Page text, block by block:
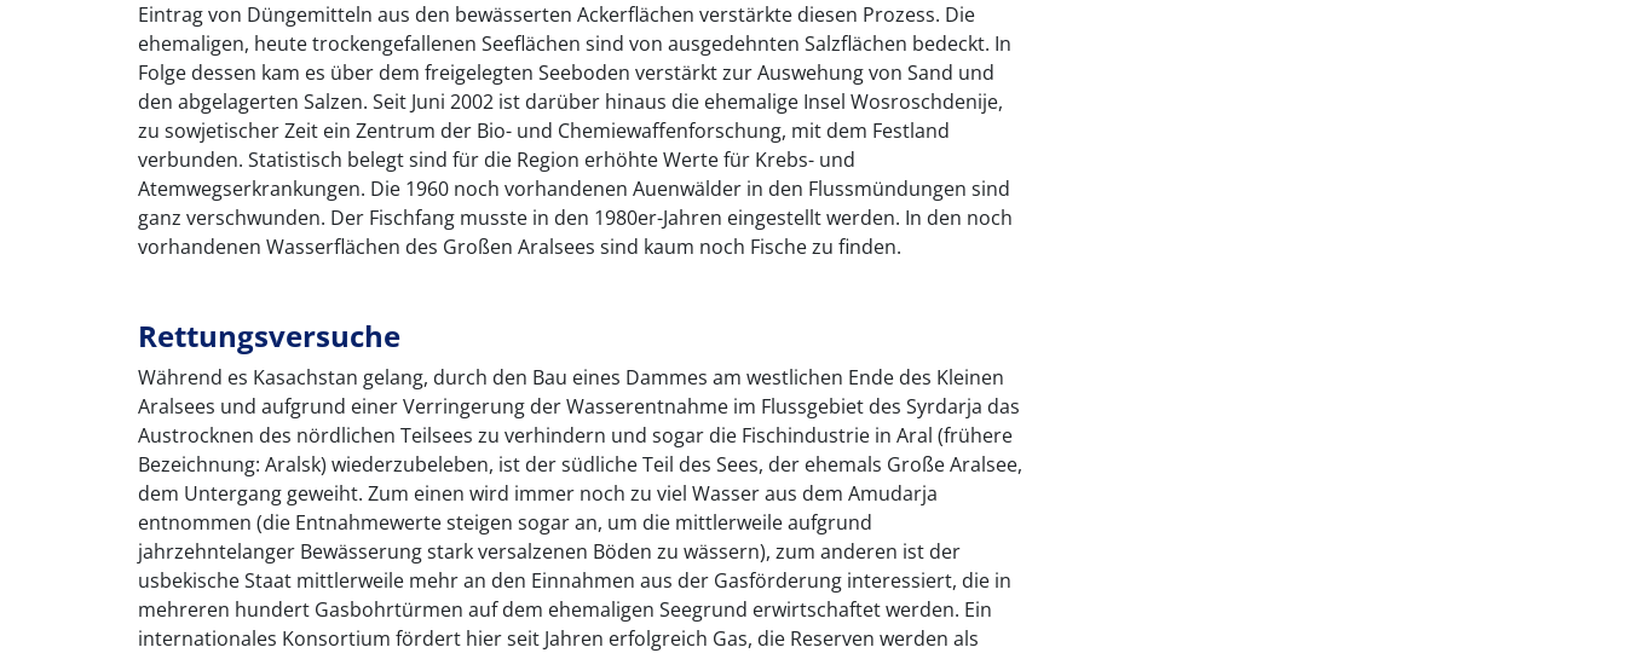
Eintrag von Düngemitteln aus den bewässerten Ackerflächen verstärkte diesen Prozess. Die
ehemaligen, heute trockengefallenen Seeflächen sind von ausgedehnten Salzflächen bedeckt. In
Folge dessen kam es über dem freigelegten Seeboden verstärkt zur Auswehung von Sand und
den abgelagerten Salzen. Seit Juni 2002 ist darüber hinaus die ehemalige Insel Wosroschdenije,
zu sowjetischer Zeit ein Zentrum der Bio- und Chemiewaffenforschung, mit dem Festland
verbunden. Statistisch belegt sind für die Region erhöhte Werte für Krebs- und
Atemwegserkrankungen. Die 1960 noch vorhandenen Auenwälder in den Flussmündungen sind
ganz verschwunden. Der Fischfang musste in den 1980er-Jahren eingestellt werden. In den noch
vorhandenen Wasserflächen des Großen Aralsees sind kaum noch Fische zu finden.
Rettungsversuche
Während es Kasachstan gelang, durch den Bau eines Dammes am westlichen Ende des Kleinen
Aralsees und aufgrund einer Verringerung der Wasserentnahme im Flussgebiet des Syrdarja das
Austrocknen des nördlichen Teilsees zu verhindern und sogar die Fischindustrie in Aral (frühere
Bezeichnung: Aralsk) wiederzubeleben, ist der südliche Teil des Sees, der ehemals Große Aralsee,
dem Untergang geweiht. Zum einen wird immer noch zu viel Wasser aus dem Amudarja
entnommen (die Entnahmewerte steigen sogar an, um die mittlerweile aufgrund
jahrzehntelanger Bewässerung stark versalzenen Böden zu wässern), zum anderen ist der
usbekische Staat mittlerweile mehr an den Einnahmen aus der Gasförderung interessiert, die in
mehreren hundert Gasbohrtürmen auf dem ehemaligen Seegrund erwirtschaftet werden. Ein
internationales Konsortium fördert hier seit Jahren erfolgreich Gas, die Reserven werden als